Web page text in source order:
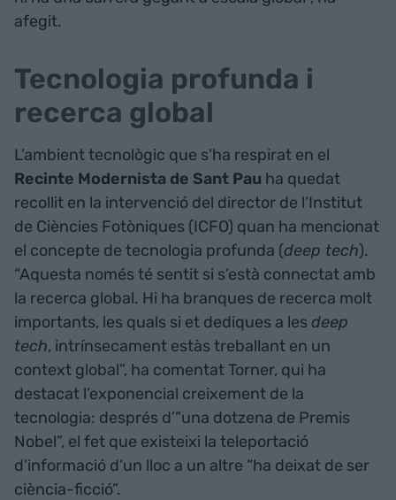
afegit.
Tecnologia profunda i
recerca global
L’ambient tecnològic que s’ha respirat en el
Recinte Modernista de Sant Pau ha quedat
recollit en la intervenció del director de l’Institut
de Ciències Fotòniques (ICFO) quan ha mencionat
el concepte de tecnologia profunda (deep tech).
“Aquesta només té sentit si s’està connectat amb
la recerca global. Hi ha branques de recerca molt
importants, les quals si et dediques a lesdeep
tech, intrínsecament estàs treballant en un
context global”, ha comentat Torner, qui ha
destacat l’exponencial creixement de la
tecnologia: després d’”una dotzena de Premis
Nobel”, el fet que existeixi la teleportació
d’informació d’un lloc a un altre “ha deixat de ser
ciència-ficció”.